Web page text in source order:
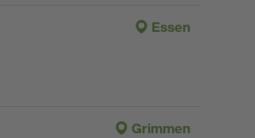
Essen
Grimmen